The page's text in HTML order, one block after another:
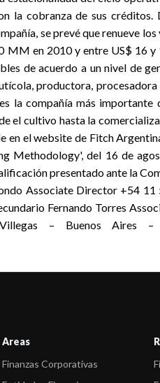
la cobranza de sus
se prevé que renueve
MM en 2010 y entre US$ 16
de acuerdo a un nivel de
productora,
la compañía más importante
el cultivo hasta la
en el website de Fitch
Methodology', del 16 de
presentado ante la
Associate Director +54 11
Fernando Torres
– Buenos Aires
Areas
Finanzas Corporativas